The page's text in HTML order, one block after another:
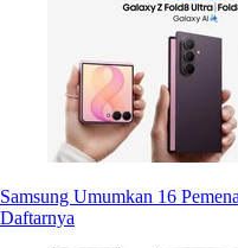
Samsung Umumkan 16
Daftarnya